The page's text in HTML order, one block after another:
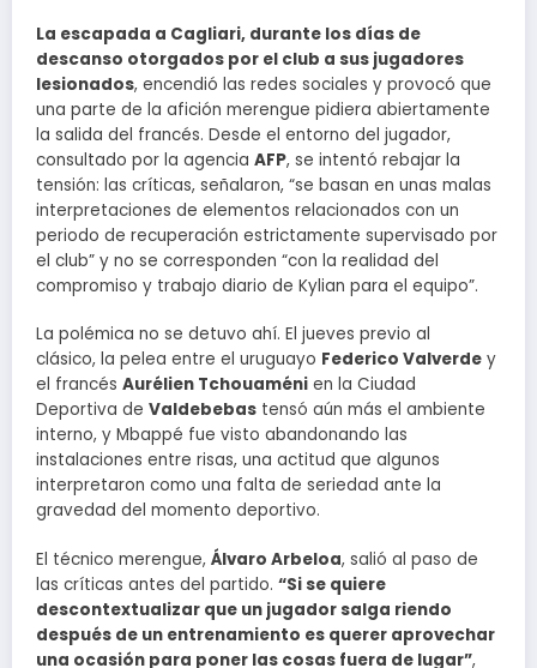
La escapada a Cagliari, durante los días de
descanso otorgados por el club a sus jugadores
lesionados, encendió las redes sociales y provocó que
una parte de la afición merengue pidiera abiertamente
la salida del francés. Desde el entorno del jugador,
consultado por la agencia AFP, se intentó rebajar la
tensión: las críticas, señalaron, “se basan en unas malas
interpretaciones de elementos relacionados con un
periodo de recuperación estrictamente supervisado por
el club” y no se corresponden “con la realidad del
compromiso y trabajo diario de Kylian para el equipo”.
La polémica no se detuvo ahí. El jueves previo al
clásico, la pelea entre el uruguayo Federico Valverde y
el francés Aurélien Tchouaméni en la Ciudad
Deportiva de Valdebebas tensó aún más el ambiente
interno, y Mbappé fue visto abandonando las
instalaciones entre risas, una actitud que algunos
interpretaron como una falta de seriedad ante la
gravedad del momento deportivo.
El técnico merengue, Álvaro Arbeloa, salió al paso de
las críticas antes del partido. “Si se quiere
descontextualizar que un jugador salga riendo
después de un entrenamiento es querer aprovechar
una ocasión para poner las cosas fuera de lugar”,